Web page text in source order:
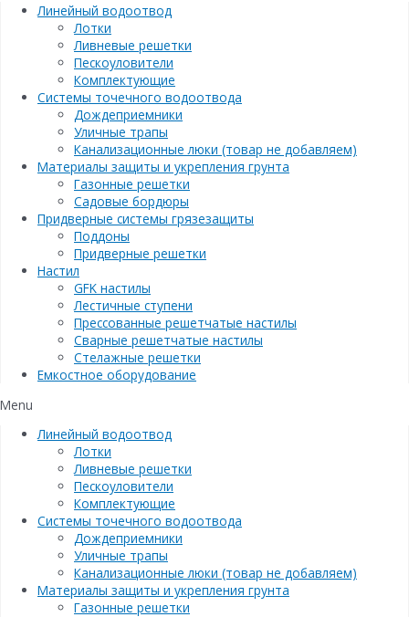
Линейный водоотвод
Лотки
Ливневые решетки
Пескоуловители
Комплектующие
Системы точечного водоотвода
Дождеприемники
Уличные трапы
Канализационные люки (товар не добавляем)
Материалы защиты и укрепления грунта
Газонные решетки
Садовые бордюры
Придверные системы грязезащиты
Поддоны
Придверные решетки
Настил
GFK настилы
Лестичные ступени
Прессованные решетчатые настилы
Сварные решетчатые настилы
Стелажные решетки
Емкостное оборудование
Menu
Линейный водоотвод
Лотки
Ливневые решетки
Пескоуловители
Комплектующие
Системы точечного водоотвода
Дождеприемники
Уличные трапы
Канализационные люки (товар не добавляем)
Материалы защиты и укрепления грунта
Газонные решетки